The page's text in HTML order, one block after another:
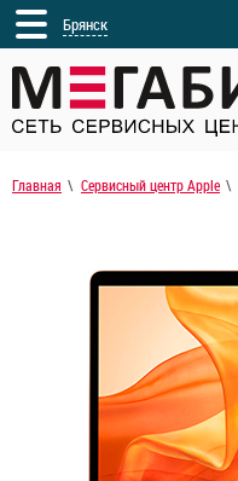
Брянск
Главная Сервисный центр Apple